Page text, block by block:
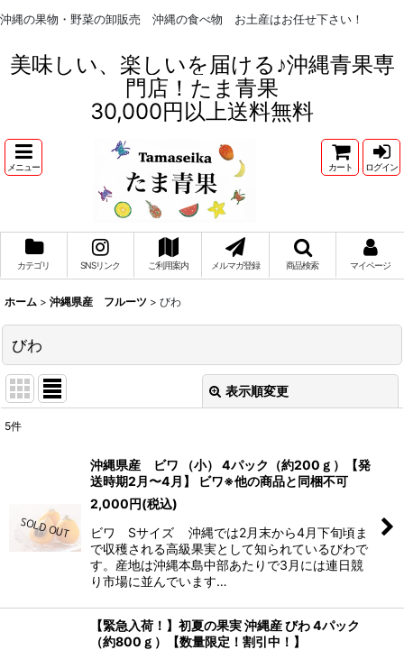
沖縄の果物・野菜の卸販売 沖縄の食べ物 お土産はお任せ下さい！
美味しい、楽しいを届ける♪沖縄青果専
門店！たま青果
30,000円以上送料無料
メニュー カート ログイン
カテゴリ SNSリンク ご利用案内 メルマガ登録 商品検索 マイページ
ホーム > 沖縄県産 フルーツ > びわ
びわ
表示順変更
絞り込む
5件
沖縄県産 ビワ （小） 4パック（約200ｇ）【発
送時期2月〜4月】 ビワ※他の商品と同梱不可
2,000円(税込)
ビワ Sサイズ 沖縄では2月末から4月下旬頃ま
で収穫される高級果実として知られているびわで
す。産地は沖縄本島中部あたりで3月には連日競
り市場に並んでいます…
【緊急入荷！】初夏の果実 沖縄産 びわ 4パック
（約800ｇ）【数量限定！割引中！】